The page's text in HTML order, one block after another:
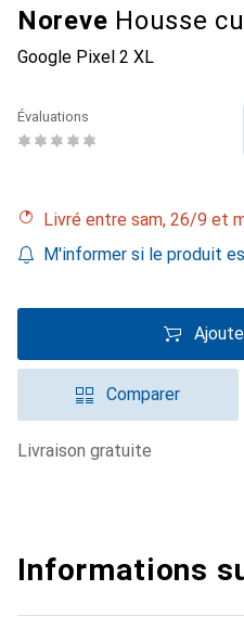
Noreve Housse
Google Pixel 2 XL
Évaluations
Livré entre sam, 26/9 et
M'informer si le produit
Comparer
livraison gratuite
Informations